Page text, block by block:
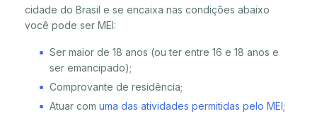
cidade do Brasil e se encaixa nas condições abaixo
você pode ser MEI:
Ser maior de 18 anos (ou ter entre 16 e 18 anos e
ser emancipado);
Comprovante de residência;
Atuar com uma das atividades permitidas pelo MEI;